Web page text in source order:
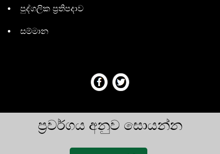
පුද්ගලික ප්‍රතිපදාව
සම්මාන
ප්‍රවර්ගය අනුව සොයන්න